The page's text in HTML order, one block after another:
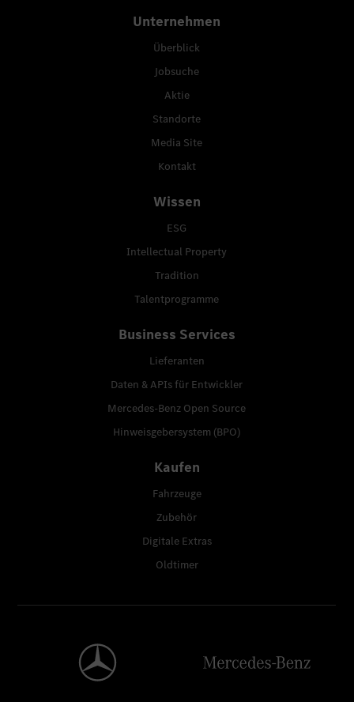
Unternehmen
Überblick
Jobsuche
Aktie
Standorte
Media Site
Kontakt
Wissen
ESG
Intellectual Property
Tradition
Talentprogramme
Business Services
Lieferanten
Daten & APIs für Entwickler
Mercedes-Benz Open Source
Hinweisgebersystem (BPO)
Kaufen
Fahrzeuge
Zubehör
Digitale Extras
Oldtimer